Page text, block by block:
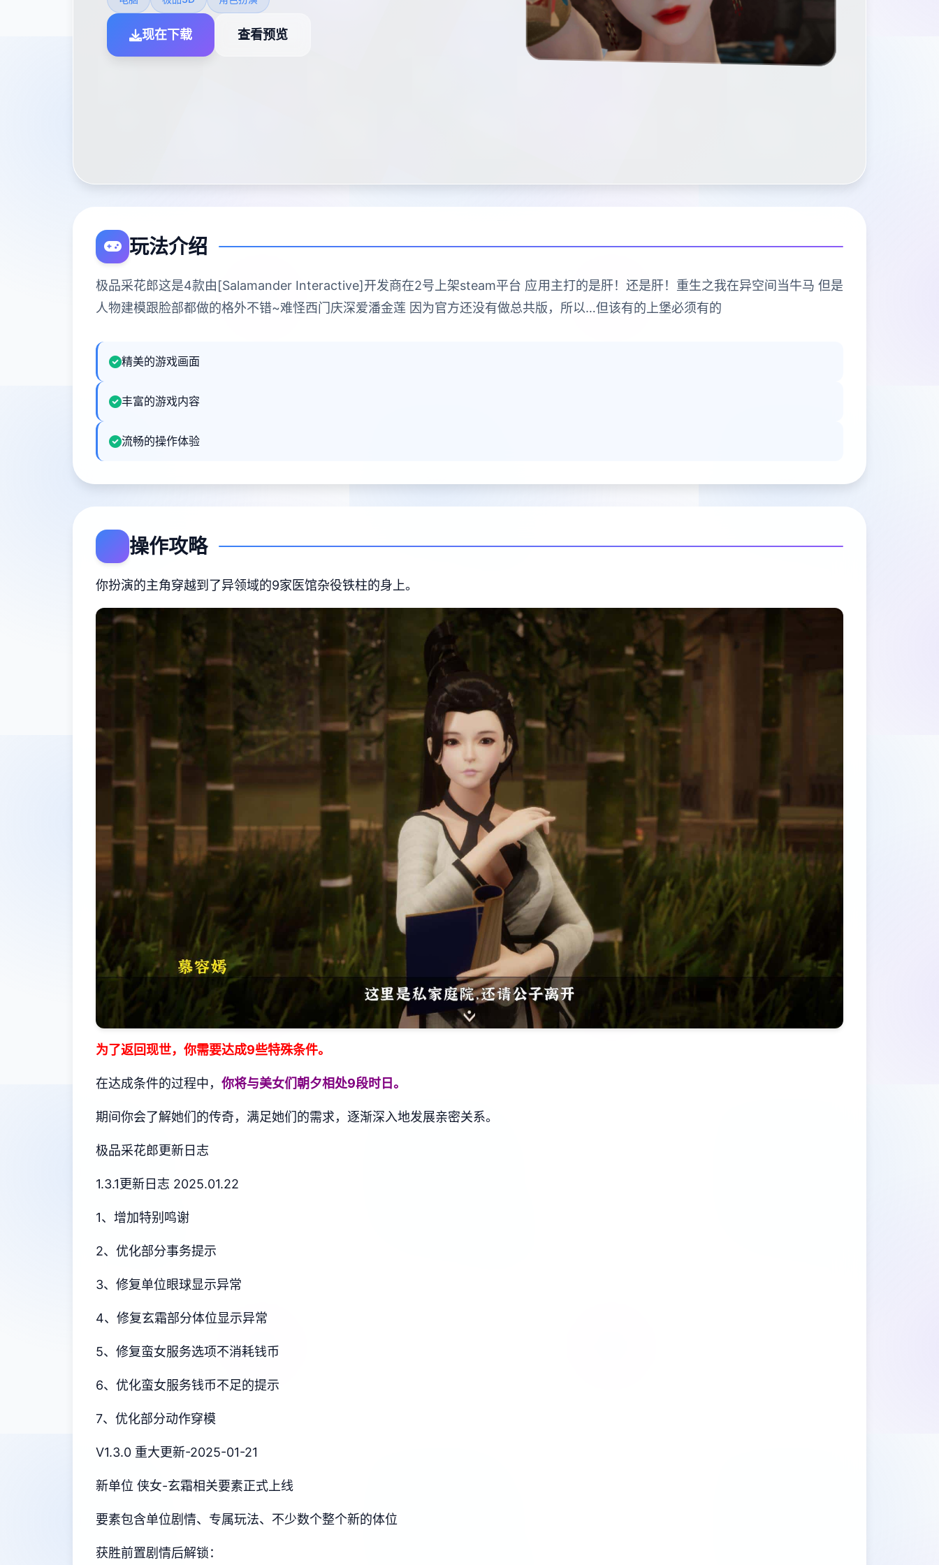
现在下载 查看预览
玩法介绍
极品采花郎这是4款由[Salamander Interactive]开发商在2号上架steam平台 应用主打的是肝！还是肝！重生之我在异空间当牛马 但是
人物建模跟脸部都做的格外不错~难怪西门庆深爱潘金莲 因为官方还没有做总共版，所以…但该有的上堡必须有的
精美的游戏画面
丰富的游戏内容
流畅的操作体验
操作攻略
你扮演的主角穿越到了异领域的9家医馆杂役铁柱的身上。
为了返回现世，你需要达成9些特殊条件。
在达成条件的过程中， 你将与美女们朝夕相处9段时日。
期间你会了解她们的传奇，满足她们的需求，逐渐深入地发展亲密关系。
极品采花郎更新日志
1.3.1更新日志 2025.01.22
1、增加特别鸣谢
2、优化部分事务提示
3、修复单位眼球显示异常
4、修复玄霜部分体位显示异常
5、修复蛮女服务选项不消耗钱币
6、优化蛮女服务钱币不足的提示
7、优化部分动作穿模
V1.3.0 重大更新-2025-01-21
新单位 侠女-玄霜相关要素正式上线
要素包含单位剧情、专属玩法、不少数个整个新的体位
获胜前置剧情后解锁：